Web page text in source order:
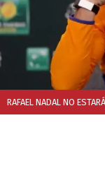
RAFAEL NADAL NO